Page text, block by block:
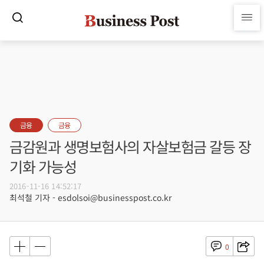
금융 금융
금감원과 생명보험사의 자살보험금 갈등 장
기화 가능성
2016-11-16 14:52:17
최석철 기자 - esdolsoi@businesspost.co.kr
0